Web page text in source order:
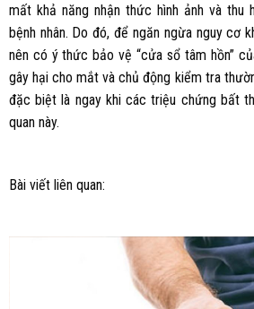
mất khả năng nhận thức hình ảnh và
bệnh nhân. Do đó, để ngăn ngừa nguy cơ
nên có ý thức bảo vệ “cửa sổ tâm hồn”
gây hại cho mắt và chủ động kiểm tra
đặc biệt là ngay khi các triệu chứng bất
quan này.
Bài viết liên quan: